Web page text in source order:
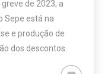
de 2023, a
Sepe está na
e produção de
dos descontos.